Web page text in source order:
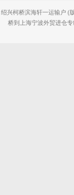
绍兴柯桥滨海轩一运输户 (
桥到上海宁波外贸进仓